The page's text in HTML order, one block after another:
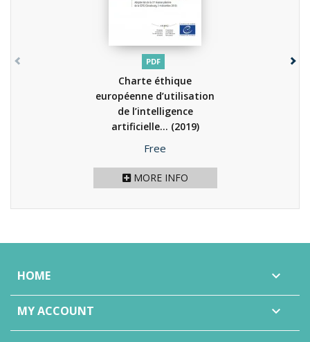
PDF
Charte éthique
européenne d’utilisation
de l’intelligence
artificielle... (2019)
Price
Free
MORE INFO
HOME 
MY ACCOUNT 